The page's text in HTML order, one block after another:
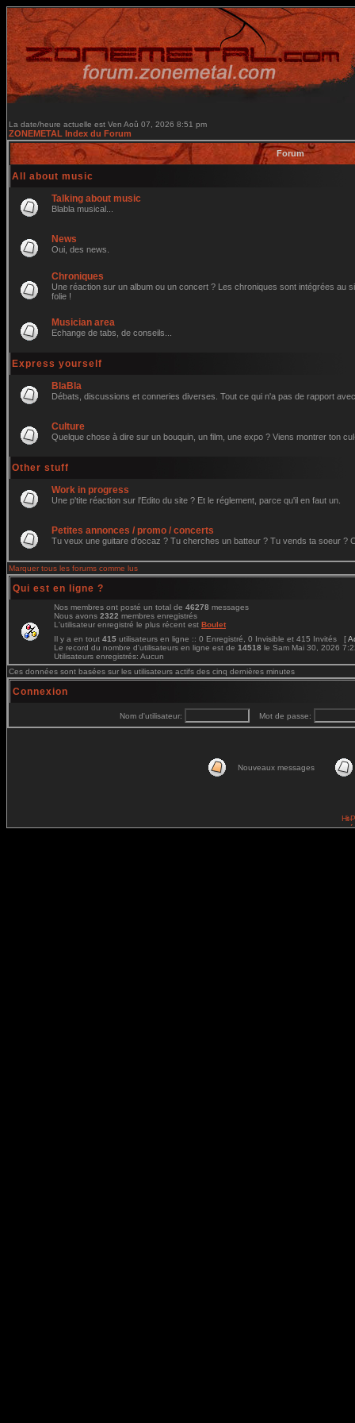
La date/heure actuelle est Ven Aoû 07, 2026 8:51 pm
ZONEMETAL Index du Forum
Forum
All about music
Talking about music
Blabla musical...
News
Oui, des news.
Chroniques
Une réaction sur un album ou un concert ? Les chroniques sont intégrées au
folie !
Musician area
Echange de tabs, de conseils...
Express yourself
BlaBla
Débats, discussions et conneries diverses. Tout ce qui n'a pas de rapport
Culture
Quelque chose à dire sur un bouquin, un film, une expo ? Viens montrer ton
Other stuff
Work in progress
Une p'tite réaction sur l'Edito du site ? Et le réglement, parce qu'il en faut un.
Petites annonces / promo / concerts
Tu veux une guitare d'occaz ? Tu cherches un batteur ? Tu vends ta soeur ?
Marquer tous les forums comme lus
Qui est en ligne ?
Nos membres ont posté un total de 46278 messages
Nous avons 2322 membres enregistrés
L'utilisateur enregistré le plus récent est Boulet
Il y a en tout 415 utilisateurs en ligne :: 0 Enregistré, 0 Invisible et 415 Invités [
Le record du nombre d'utilisateurs en ligne est de 14518 le Sam Mai 30, 2026
Utilisateurs enregistrés: Aucun
Ces données sont basées sur les utilisateurs actifs des cinq dernières minutes
Connexion
Nom d'utilisateur: Mot de passe:
Nouveaux messages